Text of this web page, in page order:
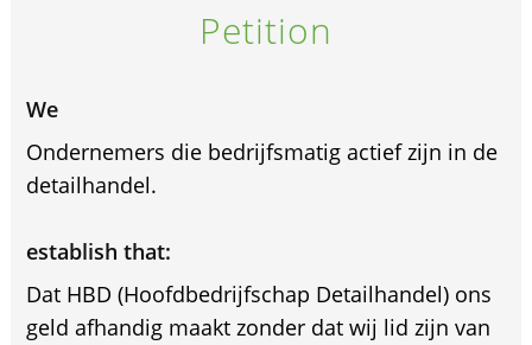
Petition
We
Ondernemers die bedrijfsmatig actief zijn in de
detailhandel.
establish that:
Dat HBD (Hoofdbedrijfschap Detailhandel) ons
geld afhandig maakt zonder dat wij lid zijn van